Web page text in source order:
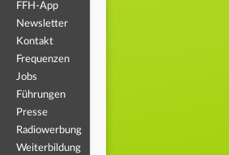
FFH-App
Newsletter
Kontakt
Frequenzen
Jobs
Führungen
Presse
Radiowerbung
Weiterbildung